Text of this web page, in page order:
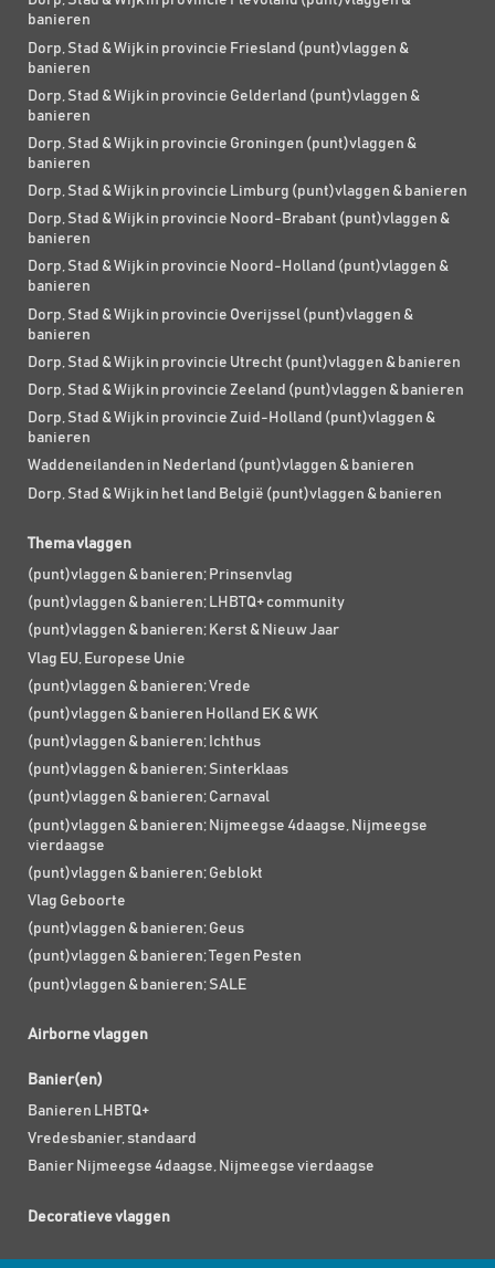
banieren
Dorp, Stad & Wijk in provincie Friesland (punt)vlaggen &
banieren
Dorp, Stad & Wijk in provincie Gelderland (punt)vlaggen &
banieren
Dorp, Stad & Wijk in provincie Groningen (punt)vlaggen &
banieren
Dorp, Stad & Wijk in provincie Limburg (punt)vlaggen & banieren
Dorp, Stad & Wijk in provincie Noord-Brabant (punt)vlaggen &
banieren
Dorp, Stad & Wijk in provincie Noord-Holland (punt)vlaggen &
banieren
Dorp, Stad & Wijk in provincie Overijssel (punt)vlaggen &
banieren
Dorp, Stad & Wijk in provincie Utrecht (punt)vlaggen & banieren
Dorp, Stad & Wijk in provincie Zeeland (punt)vlaggen & banieren
Dorp, Stad & Wijk in provincie Zuid-Holland (punt)vlaggen &
banieren
Waddeneilanden in Nederland (punt)vlaggen & banieren
Dorp, Stad & Wijk in het land België (punt)vlaggen & banieren
Thema vlaggen
(punt)vlaggen & banieren; Prinsenvlag
(punt)vlaggen & banieren; LHBTQ+ community
(punt)vlaggen & banieren; Kerst & Nieuw Jaar
Vlag EU, Europese Unie
(punt)vlaggen & banieren; Vrede
(punt)vlaggen & banieren Holland EK & WK
(punt)vlaggen & banieren; Ichthus
(punt)vlaggen & banieren; Sinterklaas
(punt)vlaggen & banieren; Carnaval
(punt)vlaggen & banieren; Nijmeegse 4daagse, Nijmeegse
vierdaagse
(punt)vlaggen & banieren; Geblokt
Vlag Geboorte
(punt)vlaggen & banieren; Geus
(punt)vlaggen & banieren; Tegen Pesten
(punt)vlaggen & banieren; SALE
Airborne vlaggen
Banier(en)
Banieren LHBTQ+
Vredesbanier, standaard
Banier Nijmeegse 4daagse, Nijmeegse vierdaagse
Decoratieve vlaggen